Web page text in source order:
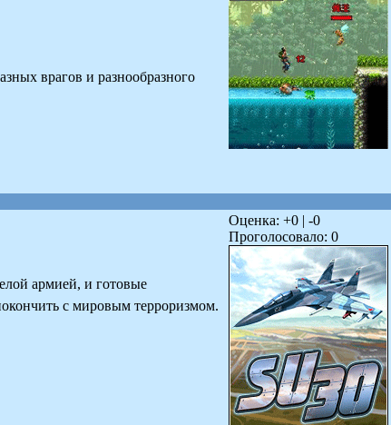
врагов и разнообразного
армией, и готовые
с мировым терроризмом.
Оценка: +0 | -0
Проголосовало: 0